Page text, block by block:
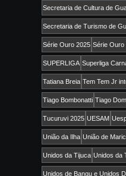
Secretaria de Cultura de
Secretaria de Turismo de
Série Ouro 2025 Série Ouro
SUPERLIGA Superliga
Tatiana Breia Tem Tem Jr
Tiago Bombonatti Tiago
Tucuruvi 2025 UESAM
União da Ilha União de
Unidos da Tijuca Unidos da
Unidos de Bangu e Unidos